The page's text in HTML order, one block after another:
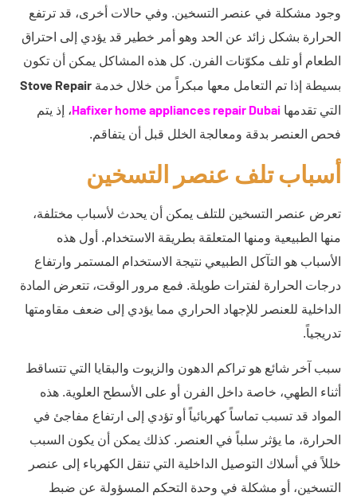
وجود مشكلة في عنصر التسخين. وفي حالات أخرى، قد ترتفع
الحرارة بشكل زائد عن الحد وهو أمر خطير قد يؤدي إلى احتراق
الطعام أو تلف مكوّنات الفرن. كل هذه المشاكل يمكن أن تكون
بسيطة إذا تم التعامل معها مبكراً من خلال خدمة Stove Repair
التي تقدمها Hafixer home appliances repair Dubai، إذ يتم
فحص العنصر بدقة ومعالجة الخلل قبل أن يتفاقم.
أسباب تلف عنصر التسخين
تعرض عنصر التسخين للتلف يمكن أن يحدث لأسباب مختلفة،
منها الطبيعية ومنها المتعلقة بطريقة الاستخدام. أول هذه
الأسباب هو التآكل الطبيعي نتيجة الاستخدام المستمر وارتفاع
درجات الحرارة لفترات طويلة. فمع مرور الوقت، تتعرض المادة
الداخلية للعنصر للإجهاد الحراري مما يؤدي إلى ضعف مقاومتها
تدريجياً.
سبب آخر شائع هو تراكم الدهون والزيوت والبقايا التي تتساقط
أثناء الطهي، خاصة داخل الفرن أو على الأسطح العلوية. هذه
المواد قد تسبب تماساً كهربائياً أو تؤدي إلى ارتفاع مفاجئ في
الحرارة، ما يؤثر سلباً في العنصر. كذلك يمكن أن يكون السبب
خللاً في أسلاك التوصيل الداخلية التي تنقل الكهرباء إلى عنصر
التسخين، أو مشكلة في وحدة التحكم المسؤولة عن ضبط